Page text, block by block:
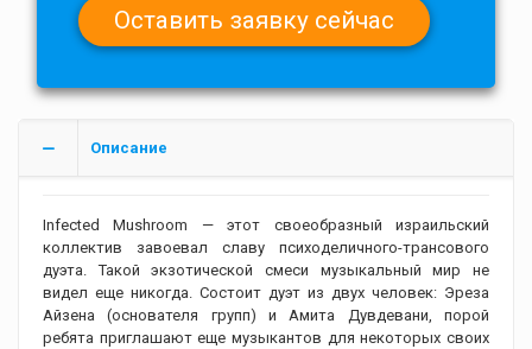
Описание
Infected Mushroom — этот своеобразный израильский
коллектив завоевал славу психоделичного-трансового
дуэта. Такой экзотической смеси музыкальный мир не
видел еще никогда. Состоит дуэт из двух человек: Эреза
Айзена (основателя групп) и Амита Дувдевани, порой
ребята приглашают еще музыкантов для некоторых своих